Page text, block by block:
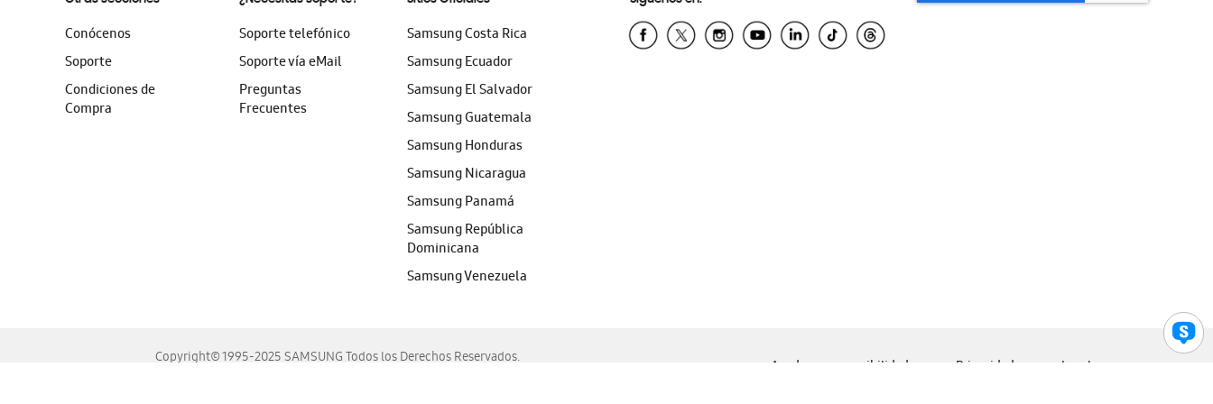
Conócenos
Soporte
Condiciones de
Compra
Soporte telefónico
Soporte vía eMail
Preguntas
Frecuentes
Samsung Costa Rica
Samsung Ecuador
Samsung El Salvador
Samsung Guatemala
Samsung Honduras
Samsung Nicaragua
Samsung Panamá
Samsung República
Dominicana
Samsung Venezuela
Copyright© 1995-2025 SAMSUNG Todos los Derechos Reservados.
Ayuda para accesibilidad Privacidad Legal